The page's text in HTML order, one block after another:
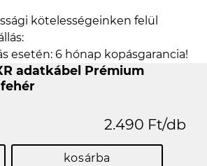
kötelességeinken felül
esetén: 6 hónap kopásgarancia!
adatkábel Prémium
2.490 Ft/db
kosárba